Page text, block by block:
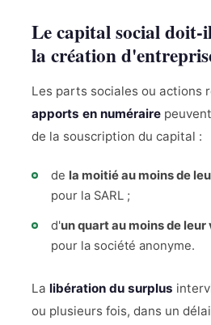
Le capital social doit-
la création
Les parts sociales ou actions
apports en numéraire
de la souscription du capital :
de la moitié au moins de
pour la SARL ;
d'un quart au moins de
pour la société anonyme.
La libération du surplus
ou plusieurs fois, dans un